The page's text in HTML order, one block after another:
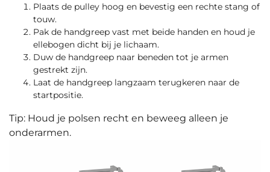
Plaats de pulley hoog en bevestig een rechte stang of
touw.
Pak de handgreep vast met beide handen en houd je
ellebogen dicht bij je lichaam.
Duw de handgreep naar beneden tot je armen
gestrekt zijn.
Laat de handgreep langzaam terugkeren naar de
startpositie.
Tip: Houd je polsen recht en beweeg alleen je
onderarmen.